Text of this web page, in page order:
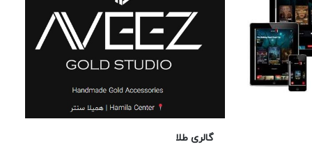
گالری طلا